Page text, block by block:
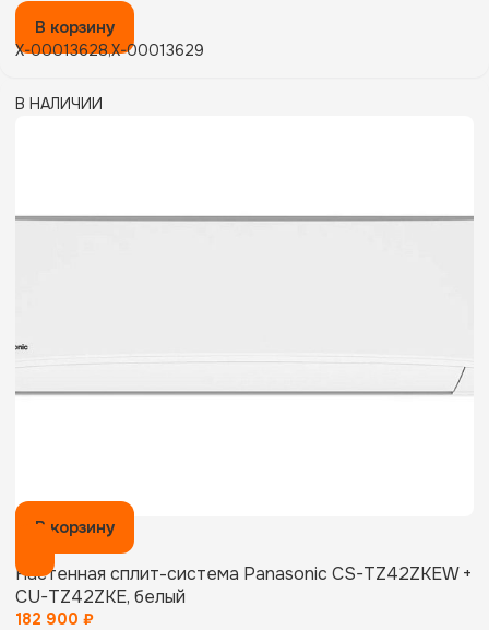
В корзину
X-00013628,X-00013629
В НАЛИЧИИ
В корзину
Настенная сплит-система Panasonic CS-TZ42ZKEW +
CU-TZ42ZKE, белый
182 900 ₽